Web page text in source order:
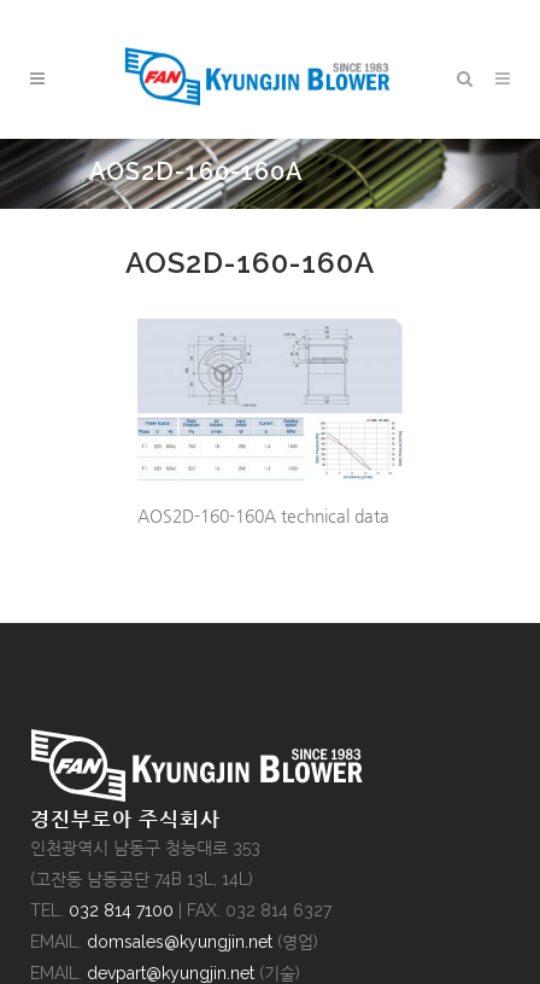
AOS2D-160-160A
AOS2D-160-160A
AOS2D-160-160A technical data
경진부로아 주식회사
인천광역시 남동구 청능대로 353
(고잔동 남동공단 74B 13L, 14L)
TEL. 032 814 7100 | FAX. 032 814 6327
EMAIL. domsales@kyungjin.net (영업)
EMAIL. devpart@kyungjin.net (기술)